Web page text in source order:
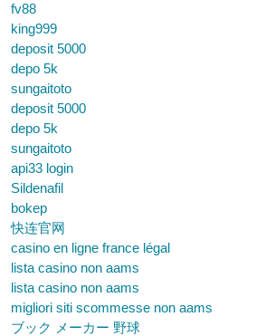
fv88
king999
deposit 5000
depo 5k
sungaitoto
deposit 5000
depo 5k
sungaitoto
api33 login
Sildenafil
bokep
快连官网
casino en ligne france légal
lista casino non aams
lista casino non aams
migliori siti scommesse non aams
ブック メーカー 野球